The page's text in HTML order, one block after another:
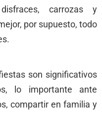
carrozas y
por supuesto, todo
son significativos
lo importante ante
compartir en familia y